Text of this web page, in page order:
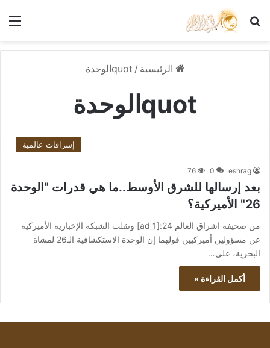
بحث عن
الرئيسية / quotالوحدة
quotالوحدة
إشراقات عالمية
eshrag
0
76
بعد إرسالها للشرق الأوسط..ما هي قدرات "الوحدة
26" الأميركية؟
من صحيفة اشراق العالم 24:[ad_1] ونقلت الشبكة الإخبارية الأميركية
عن مسؤولين أميركيين قولهما إن الوحدة الاستكشافية الـ26 لمشاة
البحرية، على…
أكمل القراءة »